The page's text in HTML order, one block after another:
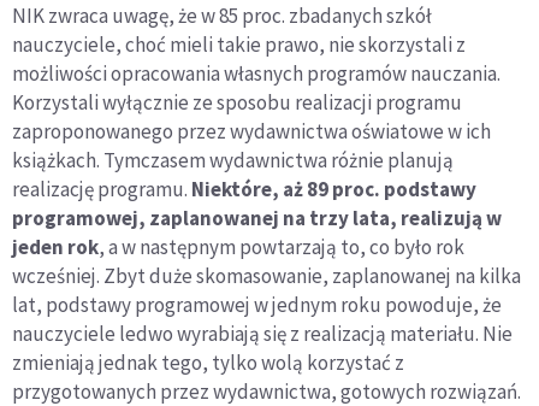
NIK zwraca uwagę, że w 85 proc. zbadanych szkół
nauczyciele, choć mieli takie prawo, nie skorzystali z
możliwości opracowania własnych programów nauczania.
Korzystali wyłącznie ze sposobu realizacji programu
zaproponowanego przez wydawnictwa oświatowe w ich
książkach. Tymczasem wydawnictwa różnie planują
realizację programu. Niektóre, aż 89 proc. podstawy
programowej, zaplanowanej na trzy lata, realizują w
jeden rok, a w następnym powtarzają to, co było rok
wcześniej. Zbyt duże skomasowanie, zaplanowanej na kilka
lat, podstawy programowej w jednym roku powoduje, że
nauczyciele ledwo wyrabiają się z realizacją materiału. Nie
zmieniają jednak tego, tylko wolą korzystać z
przygotowanych przez wydawnictwa, gotowych rozwiązań.